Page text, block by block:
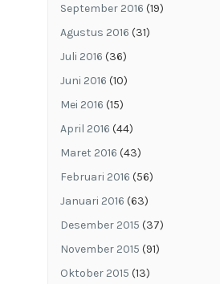
September 2016 (19)
Agustus 2016 (31)
Juli 2016 (36)
Juni 2016 (10)
Mei 2016 (15)
April 2016 (44)
Maret 2016 (43)
Februari 2016 (56)
Januari 2016 (63)
Desember 2015 (37)
November 2015 (91)
Oktober 2015 (13)